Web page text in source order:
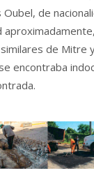
Oubel, de
de Mitre
encontraba